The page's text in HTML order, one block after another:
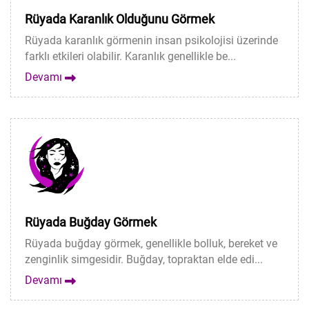
Rüyada Karanlık Olduğunu Görmek
Rüyada karanlık görmenin insan psikolojisi üzerinde
farklı etkileri olabilir. Karanlık genellikle be...
Devamı
Rüyada Buğday Görmek
Rüyada buğday görmek, genellikle bolluk, bereket ve
zenginlik simgesidir. Buğday, topraktan elde edi...
Devamı